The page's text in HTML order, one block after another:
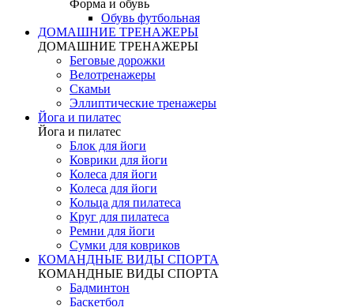
Форма и обувь
Обувь футбольная
ДОМАШНИЕ ТРЕНАЖЕРЫ
ДОМАШНИЕ ТРЕНАЖЕРЫ
Беговые дорожки
Велотренажеры
Скамьи
Эллиптические тренажеры
Йога и пилатес
Йога и пилатес
Блок для йоги
Коврики для йоги
Колеса для йоги
Колеса для йоги
Кольца для пилатеса
Круг для пилатеса
Ремни для йоги
Сумки для ковриков
КОМАНДНЫЕ ВИДЫ СПОРТА
КОМАНДНЫЕ ВИДЫ СПОРТА
Бадминтон
Баскетбол